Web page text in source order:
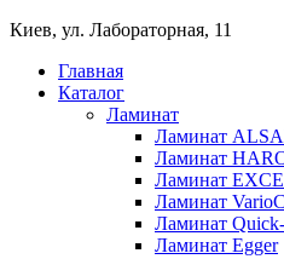
Киев, ул. Лабораторная, 11
Главная
Каталог
Ламинат
Ламинат
Ламинат
Ламинат
Ламинат
Ламинат
Ламинат Egger